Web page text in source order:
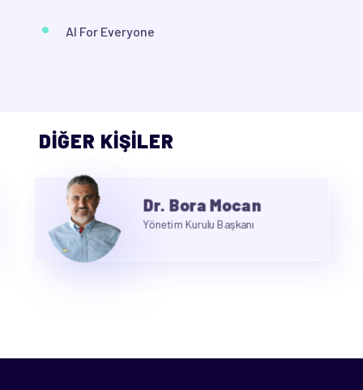
AI For Everyone
DİĞER KİŞİLER
Dr. Bora Mocan
Yönetim Kurulu Başkanı